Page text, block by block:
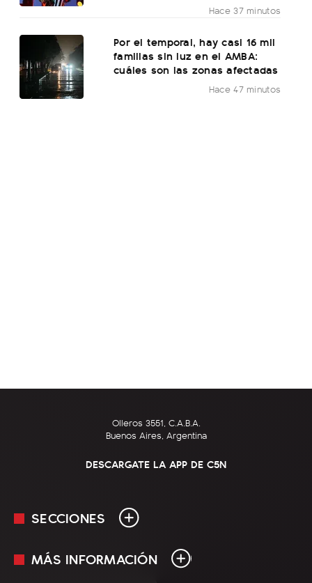
Hace 37 minutos
Por el temporal, hay casi 16 mil
familias sin luz en el AMBA:
cuáles son las zonas afectadas
Hace 47 minutos
Olleros 3551, C.A.B.A.
Buenos Aires, Argentina
DESCARGATE LA APP DE C5N
SECCIONES
En Vivo
MÁS INFORMACIÓN